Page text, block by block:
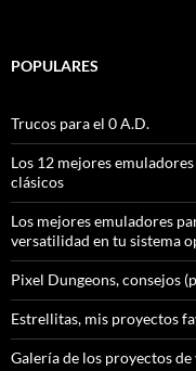
POPULARES
Trucos para el 0 A.D.
Los 12 mejores
clásicos
Los mejores emuladores
versatilidad en tu sistema
Pixel Dungeons, consejos
Estrellitas, mis proyectos
Galería de los proyectos